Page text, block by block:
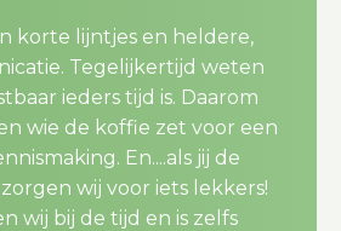
korte lijntjes en heldere,
Tegelijkertijd weten
ieders tijd is. Daarom
wie de koffie zet voor een
En....als jij de
wij voor iets lekkers!
wij bij de tijd en is zelfs